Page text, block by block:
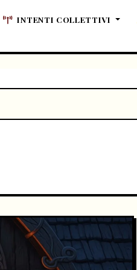
INTENTI COLLETTIVI